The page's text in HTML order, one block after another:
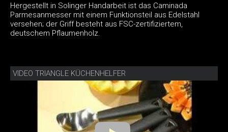
Hergestellt in Solinger Handarbeit ist das Caminada
Parmesanmesser mit einem Funktionsteil aus Edelstahl
versehen; der Griff besteht aus FSC-zertifiziertem,
deutschem Pflaumenholz.
VIDEO TRIANGLE KÜCHENHELFER